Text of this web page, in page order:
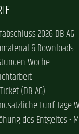
2026 DB AG
& Downloads
Woche
(DB AG)
Fünf-Tage-
des Entgeltes -